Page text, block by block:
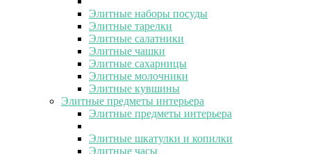
Элитные наборы посуды
Элитные тарелки
Элитные салатники
Элитные чашки
Элитные сахарницы
Элитные молочники
Элитные кувшины
Элитные предметы интерьера
Элитные предметы интерьера
Элитные шкатулки и копилки
Элитные часы